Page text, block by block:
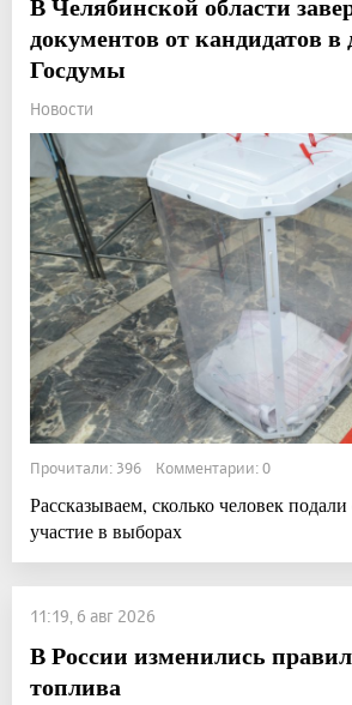
документов от кандидатов в
Госдумы
Новости
Прочитали: 396 Комментарии: 0
Рассказываем, сколько человек
участие в выборах
11:19, 6 авг 2026
В России изменились
топлива